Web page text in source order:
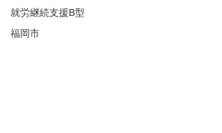
就労継続支援B型
福岡市